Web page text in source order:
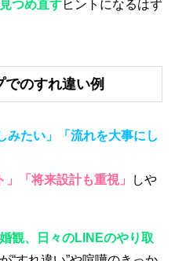
つめ直すヒントになるはず
のすれ違い例
みたい」「流れを大事にし
「将来設計も重視」
しや
観、日々のLINEのやり取